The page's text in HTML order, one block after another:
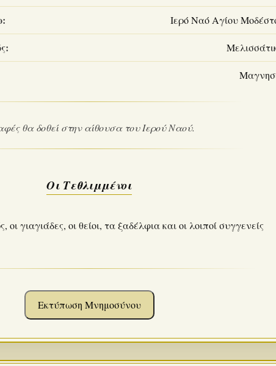
Ιερό Ναό Αγίου
θα δοθεί στην αίθουσα του Ιερού Ναού.
Οι Τεθλιμμένοι
οι γιαγιάδες, οι θείοι, τα ξαδέλφια και οι λοιποί συγγενείς
Εκτύπωση Μνημοσύνου